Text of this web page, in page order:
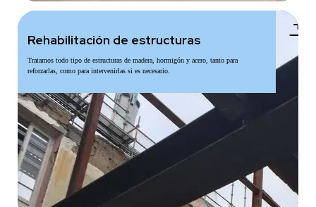
Rehabilitación de estructuras
Tratamos todo tipo de estructuras de madera, hormigón y acero, tanto para
reforzarlas, como para intervenirlas si es necesario.
add